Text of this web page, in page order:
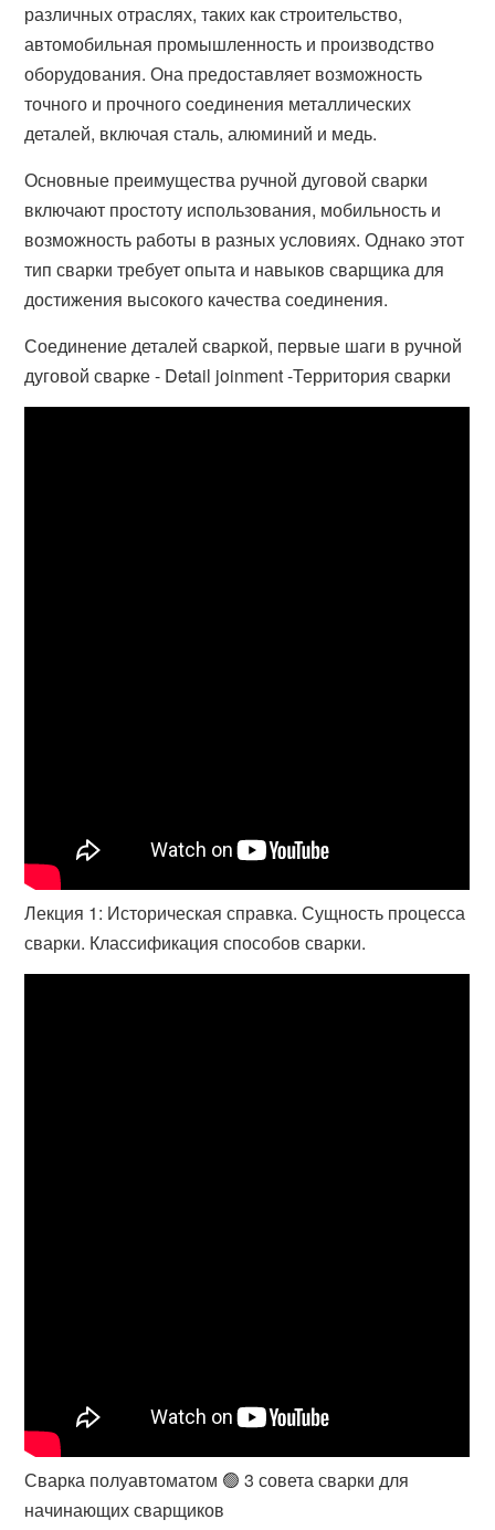
различных отраслях, таких как строительство,
автомобильная промышленность и производство
оборудования. Она предоставляет возможность
точного и прочного соединения металлических
деталей, включая сталь, алюминий и медь.
Основные преимущества ручной дуговой сварки
включают простоту использования, мобильность и
возможность работы в разных условиях. Однако этот
тип сварки требует опыта и навыков сварщика для
достижения высокого качества соединения.
Соединение деталей сваркой, первые шаги в ручной
дуговой сварке - Detail joinment -Территория сварки
Лекция 1: Историческая справка. Сущность процесса
сварки. Классификация способов сварки.
Сварка полуавтоматом 🟢 3 совета сварки для
начинающих сварщиков